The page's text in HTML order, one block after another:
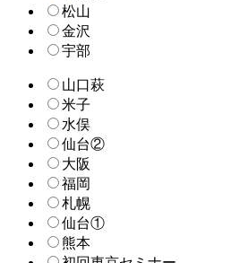
松山
金沢
宇部
山口萩
米子
水俣
仙台②
大阪
福岡
札幌
仙台①
熊本